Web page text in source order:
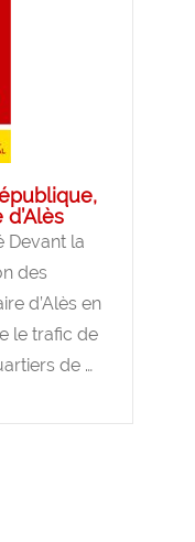
Devant la
des
d’Alès en
le trafic de
de …